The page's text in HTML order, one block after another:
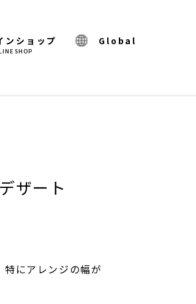
ンショップ
SHOP
Global
ザート
にアレンジの幅が